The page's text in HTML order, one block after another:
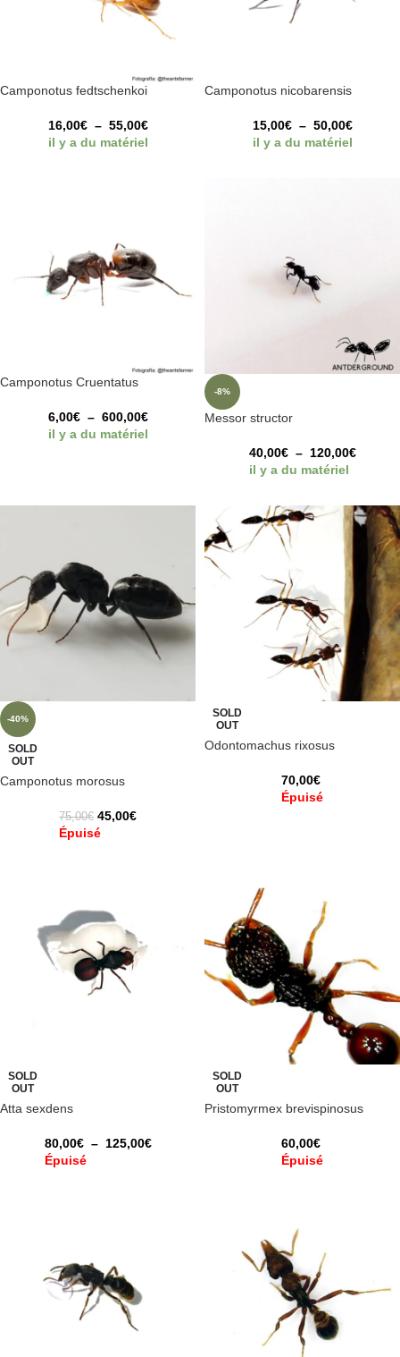
Camponotus fedtschenkoi
16,00€ – 55,00€
il y a du matériel
Camponotus nicobarensis
15,00€ – 50,00€
il y a du matériel
Camponotus Cruentatus
6,00€ – 600,00€
il y a du matériel
-8%
Messor structor
40,00€ – 120,00€
il y a du matériel
-40%
SOLD
OUT
Camponotus morosus
75,00€ 45,00€
Épuisé
SOLD
OUT
Odontomachus rixosus
70,00€
Épuisé
SOLD
OUT
Atta sexdens
80,00€ – 125,00€
Épuisé
SOLD
OUT
Pristomyrmex brevispinosus
60,00€
Épuisé